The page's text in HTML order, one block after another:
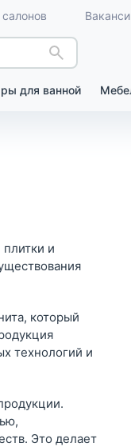
для ванной
и
который
технологий и
Это делает